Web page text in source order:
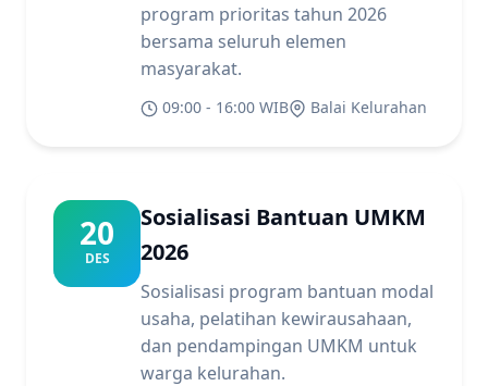
program prioritas tahun 2026
bersama seluruh elemen
masyarakat.
09:00 - 16:00 WIB Balai Kelurahan
20
DES
Sosialisasi Bantuan UMKM
2026
Sosialisasi program bantuan modal
usaha, pelatihan kewirausahaan,
dan pendampingan UMKM untuk
warga kelurahan.